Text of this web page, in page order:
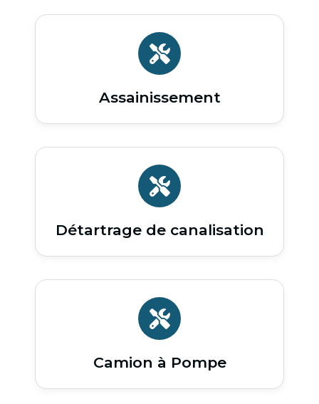
Assainissement
Détartrage de canalisation
Camion à Pompe